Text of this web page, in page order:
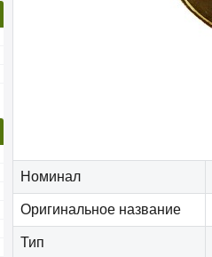
Номинал
Оригинальное название
Тип